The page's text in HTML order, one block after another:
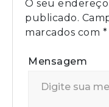
O seu
publicado.
marcados com *
Mensagem